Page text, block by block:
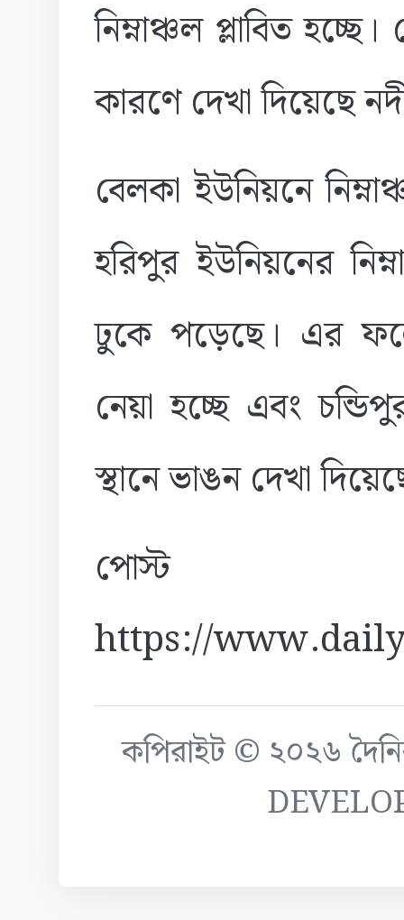
নিম্নাঞ্চল প্লাবিত
কারণে দেখা দিয়েছে
বেলকা ইউনিয়নে
হরিপুর ইউনিয়নের
ঢুকে পড়েছে। এর
নেয়া হচ্ছে এবং
স্থানে ভাঙন দেখা
https://
কপিরাইট © ২০২৬